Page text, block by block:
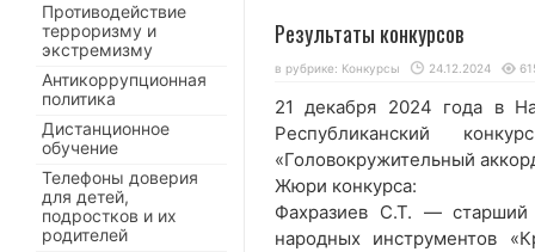
Результаты конкурсов
в рубрике: Конкурсы 24.12.2024
21 декабря 2024 года в
Республиканский
«Головокружительный
Жюри конкурса:
Фахразиев С.Т. — старший
народных инструментов
Противодействие
терроризму и
экстремизму
Антикоррупционная
политика
Дистанционное
обучение
Телефоны доверия
для детей,
подростков и их
родителей